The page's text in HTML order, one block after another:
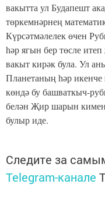
вакытта ул Будапешт
төркемнәрнең
Күрсәтмәлелек өчен
һәр ягын бер төсле
вакыт кирәк була. Ул
Планетаның һәр
көндә бу башваткыч-
белән Җир шарын
булыр иде.
Следите за
Telegram-канале